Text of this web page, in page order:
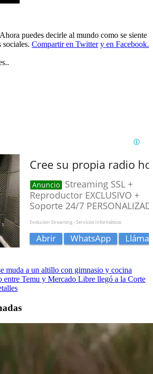
puedes decirle al mundo como se siente
sociales. Compartir en Twitter y en Facebook.
muda a un altillo con gimnasio y cocina
entre Temu y Mercado Libre llegó a la Corte